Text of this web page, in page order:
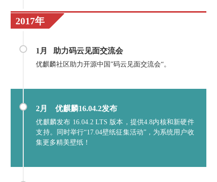
2017年
1月 助力码云见面交流会
优麒麟社区助力开源中国”码云见面交流会“。
2月 优麒麟16.04.2发布
优麒麟发布 16.04.2 LTS 版本，提供4.8内核和新硬件
支持。同时举行“17.04壁纸征集活动”，为系统用户收
集更多精美壁纸！